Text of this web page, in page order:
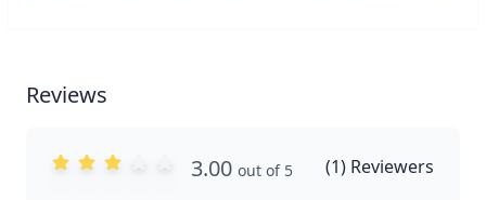
Reviews
3.00 out of 5 (1) Reviewers